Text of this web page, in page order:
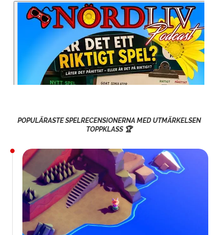
POPULÄRASTE SPELRECENSIONERNA MED UTMÄRKELSEN
TOPPKLASS 🏆